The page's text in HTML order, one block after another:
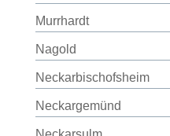
Murrhardt
Nagold
Neckarbischofsheim
Neckargemünd